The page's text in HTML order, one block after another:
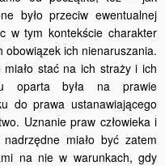
było przeciw ewentualnej
w tym kontekście charakter
obowiązek ich nienaruszania.
stać na ich straży i ich
oparta była na prawie
do prawa ustanawiającego
Uznanie praw człowieka i
miało być zatem
na nie w warunkach, gdy